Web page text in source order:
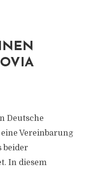
Deutsche
Vereinbarung
beider
In diesem